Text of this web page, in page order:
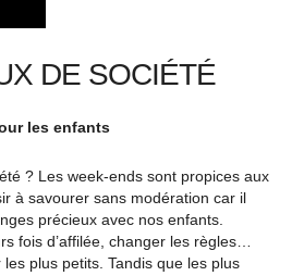
DE SOCIÉTÉ
les enfants
? Les week-ends sont propices aux
à savourer sans modération car il
précieux avec nos enfants.
fois d’affilée, changer les règles…
plus petits. Tandis que les plus